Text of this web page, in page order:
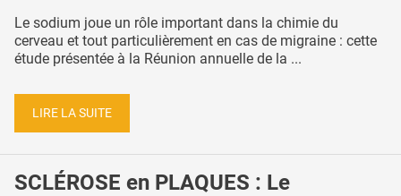
Le sodium joue un rôle important dans la chimie du
cerveau et tout particulièrement en cas de migraine : cette
étude présentée à la Réunion annuelle de la ...
LIRE LA SUITE
SCLÉROSE en PLAQUES : Le